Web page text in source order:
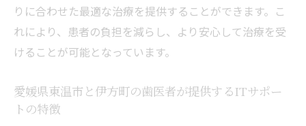
地域に根差した歯医者による医療ITの恩恵愛媛
県東温市と伊方町
愛媛県東温市と伊方町の地域密着型歯医者
医療ITが地域医療に与える影響とは
りに合わせた最適な治療を提供することができます。こ
れにより、患者の負担を減らし、より安心して治療を受
けることが可能となっています。
愛媛県東温市と伊方町の歯医者が提供するITサポー
トの特徴